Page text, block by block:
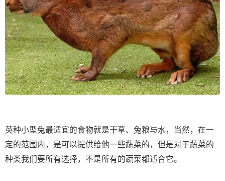
英种小型兔最适宜的食物就是干草、兔粮与水，当然，在一
定的范围内，是可以提供给他一些蔬菜的，但是对于蔬菜的
种类我们要所有选择，不是所有的蔬菜都适合它。